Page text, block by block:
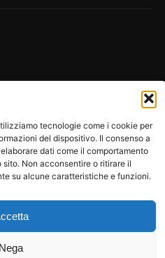
tecnologie come i cookie per
del dispositivo. Il consenso a
dati come il comportamento
Non acconsentire o ritirare il
su alcune caratteristiche e funzioni.
Nega
sicuri e certificati.